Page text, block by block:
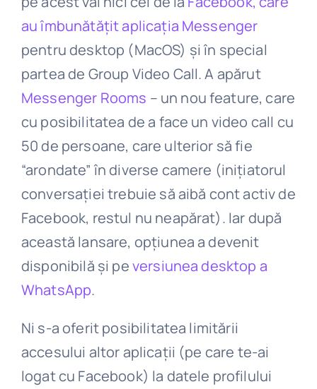
au îmbunătățit aplicația Messenger
pentru desktop (MacOS) și în special
partea de Group Video Call. A apărut
Messenger Rooms – un nou feature, care
cu posibilitatea de a face un video call cu
50 de persoane, care ulterior să fie
“arondate” în diverse camere (inițiatorul
conversației trebuie să aibă cont activ de
Facebook, restul nu neapărat). Iar după
această lansare, opțiunea a devenit
disponibilă și peversiunea desktop a
WhatsApp.
Ni s-a oferit posibilitatea limitării
accesului altor aplicații (pe care te-ai
logat cu Facebook) la datele profilului